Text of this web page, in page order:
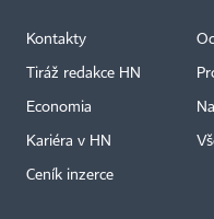
Kontakty
Tiráž redakce HN
Economia
Kariéra v HN
Ceník inzerce